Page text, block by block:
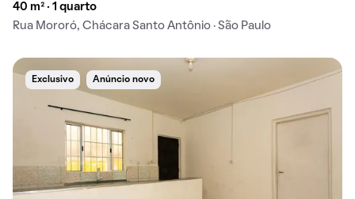
40 m² · 1 quarto
Rua Mororó, Chácara Santo Antônio · São Paulo
Exclusivo Anúncio novo